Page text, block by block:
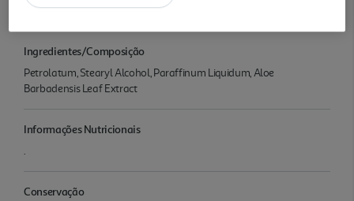
Ingredientes/Composição
Petrolatum, Stearyl Alcohol, Paraffinum Liquidum, Aloe
Barbadensis Leaf Extract
Informações Nutricionais
.
Conservação